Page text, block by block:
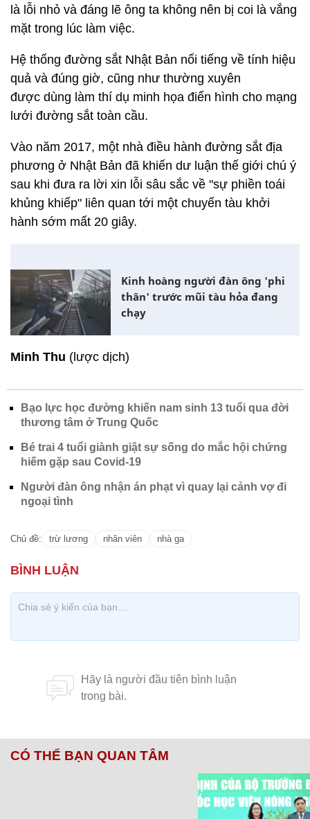
là lỗi nhỏ và đáng lẽ ông ta không nên bị coi là vắng
mặt trong lúc làm việc.
Hệ thống đường sắt Nhật Bản nổi tiếng về tính hiệu
quả và đúng giờ, cũng như thường xuyên
được dùng làm thí dụ minh họa điển hình cho mạng
lưới đường sắt toàn cầu.
Vào năm 2017, một nhà điều hành đường sắt địa
phương ở Nhật Bản đã khiến dư luận thế giới chú ý
sau khi đưa ra lời xin lỗi sâu sắc về "sự phiền toái
khủng khiếp" liên quan tới một chuyến tàu khởi
hành sớm mất 20 giây.
Kinh hoàng người đàn ông 'phi
thân' trước mũi tàu hỏa đang
chạy
Minh Thu (lược dịch)
Bạo lực học đường khiến nam sinh 13 tuổi qua đời
thương tâm ở Trung Quốc
Bé trai 4 tuổi giành giật sự sống do mắc hội chứng
hiếm gặp sau Covid-19
Người đàn ông nhận án phạt vì quay lại cảnh vợ đi
ngoại tình
Chủ đề: trừ lương nhân viên nhà ga
CÓ THỂ BẠN QUAN TÂM